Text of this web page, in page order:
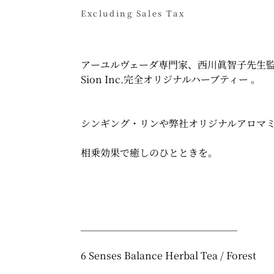
Excluding Sales Tax
アーユルヴェーダ専門家、西川眞智子先生監
Sion Inc.完全オリジナルハーブティー 。
シンギング・リンや弊社オリジナルアロマ
相乗効果で癒しのひとときを。
6 Senses Balance Herbal Tea / Forest